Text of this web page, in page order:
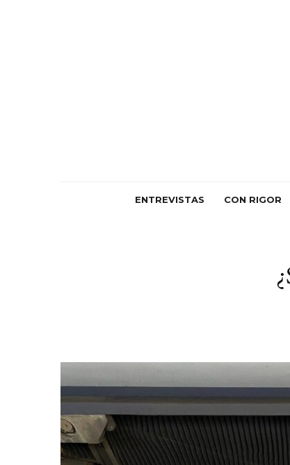
ENTREVISTAS CON RIGOR